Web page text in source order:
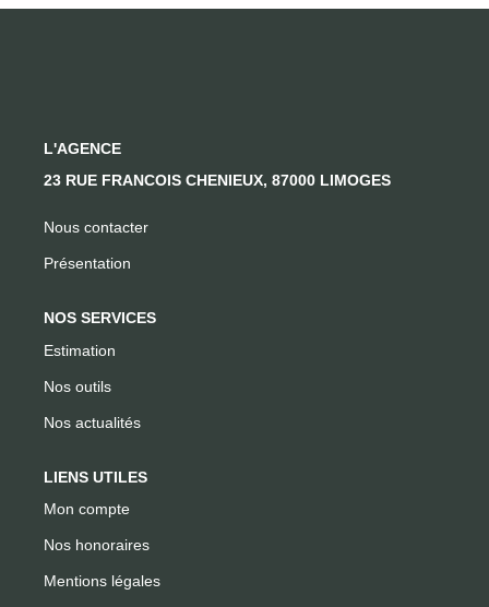
Nos Actualités
L'AGENCE
23 RUE FRANCOIS CHENIEUX, 87000 LIMOGES
Nous contacter
Présentation
NOS SERVICES
Estimation
Nos outils
Nos actualités
LIENS UTILES
Mon compte
Nos honoraires
Mentions légales